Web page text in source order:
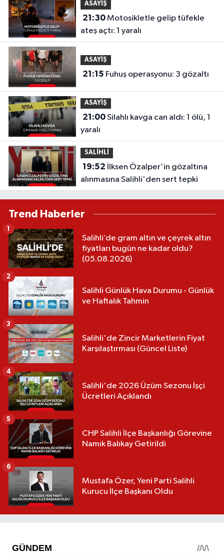
ASAYİŞ
21:30Motosikletle gelip tüfekle
ateş açtı: 1 yaralı
ASAYİŞ
21:15 Fuhuş operasyonu: 3 gözaltı
ASAYİŞ
21:00Silahlı kavga can aldı: 1 ölü, 1
yaralı
SALİHLİ
19:52
alınmasına Salihli'den sert tepki
Trend Haberler
Salihli’de gram altın ve çeyrek altın
fiyatları bugün ne kadar oldu?
(05.08.2026)
1
Salihli Günlük Hava Durumu - Günlük
ve Haftalık Tahmin
2
Salihli'de Zincir Marketlerin Fiyat
Karşılaştırması (Güncel Liste)
3
Salihli'de 2026 Üzüm Sezonu İşçi
Ücretleri Açıklandı
4
CHP Salihli İlçe Başkanlığı Görevine
Namık Balıkay Getirildi
5
Mustafa Özer, Yeni Parti Salihli
Kurucu İlçe Başkanı Oldu
6